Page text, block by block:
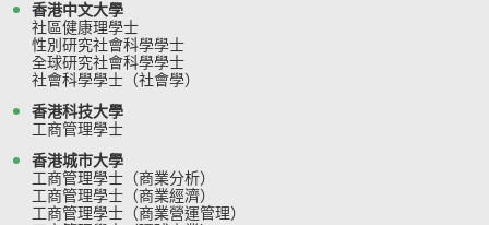
香港中文大學
社區健康理學士
性別研究社會科學學士
全球研究社會科學學士
社會科學學士（社會學）
香港科技大學
工商管理學士
香港城市大學
工商管理學士（商業分析）
工商管理學士（商業經濟）
工商管理學士（商業營運管理）